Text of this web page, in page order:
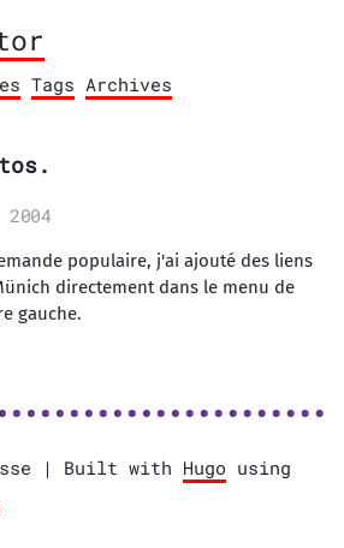
Tags Archives
populaire, j'ai ajouté des liens
directement dans le menu de
gauche.
| Built with Hugo using